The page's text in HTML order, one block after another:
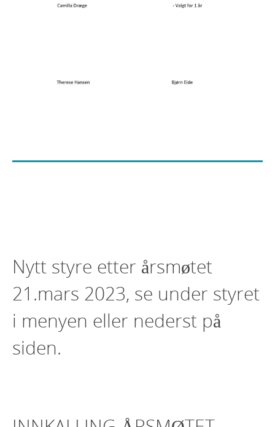
Nytt styre etter årsmøtet
21.mars 2023, se under styret
i menyen eller nederst på
siden.